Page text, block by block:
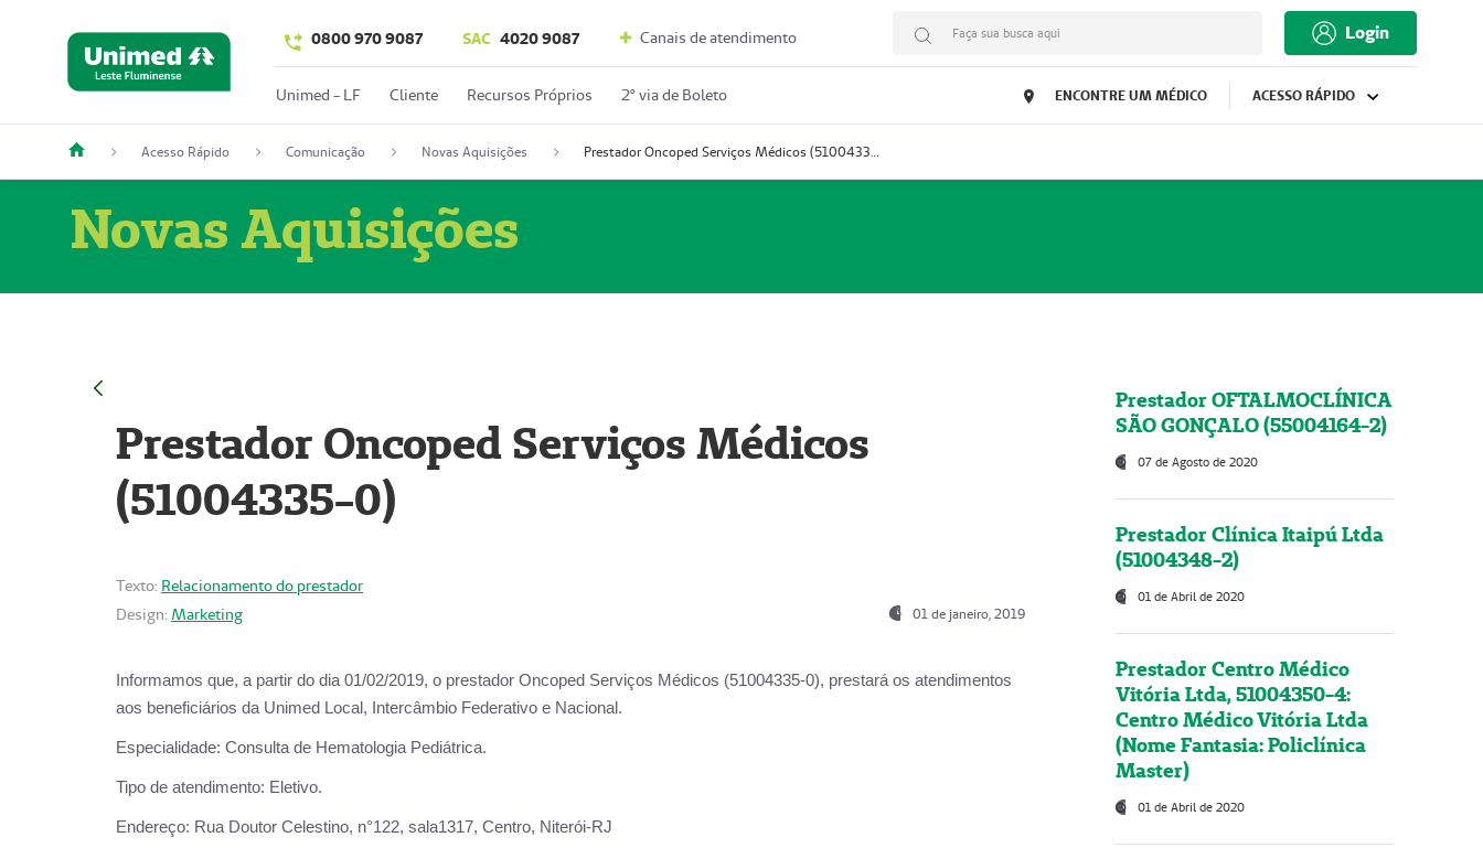
0800 970 9087 SAC 4020 9087 Canais de atendimento Faça sua busca aqui Login
Unimed - LF Cliente Recursos Próprios 2º via de Boleto ENCONTRE UM MÉDICO ACESSO RÁPIDO
Acesso Rápido Comunicação Novas Aquisições Prestador Oncoped Serviços Médicos (51004335-0)
Novas Aquisições
Prestador Oncoped Serviços Médicos
(51004335-0)
Texto: Relacionamento do prestador
Design: Marketing 01 de janeiro, 2019
Informamos que, a partir do dia 01/02/2019, o prestador Oncoped Serviços Médicos (51004335-0), prestará os atendimentos
aos beneficiários da Unimed Local, Intercâmbio Federativo e Nacional.
Especialidade: Consulta de Hematologia Pediátrica.
Tipo de atendimento: Eletivo.
Endereço: Rua Doutor Celestino, n°122, sala1317, Centro, Niterói-RJ
Prestador OFTALMOCLÍNICA
SÃO GONÇALO (55004164-2)
07 de Agosto de 2020
Prestador Clínica Itaipú Ltda
(51004348-2)
01 de Abril de 2020
Prestador Centro Médico
Vitória Ltda, 51004350-4:
Centro Médico Vitória Ltda
(Nome Fantasia: Policlínica
Master)
01 de Abril de 2020